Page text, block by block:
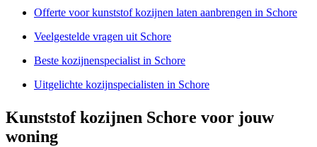
Offerte voor kunststof kozijnen laten aanbrengen in Schore
Veelgestelde vragen uit Schore
Beste kozijnenspecialist in Schore
Uitgelichte kozijnspecialisten in Schore
Kunststof kozijnen Schore voor jouw
woning